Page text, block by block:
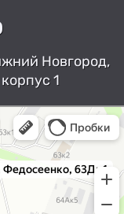
Новгород,
1
Федосеенко, 63Дк1 —
Яндекс Карты